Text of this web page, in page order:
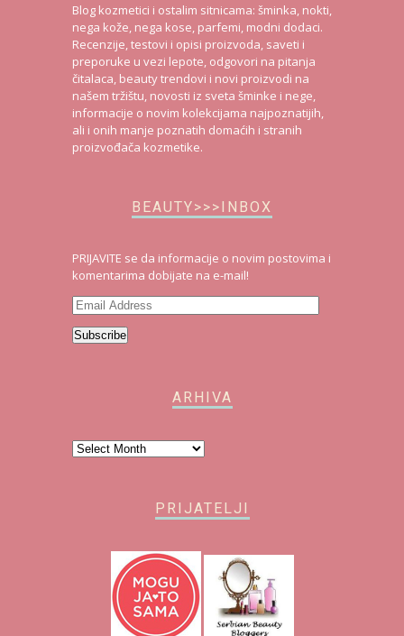
Blog kozmetici i ostalim sitnicama: šminka, nokti,
nega kože, nega kose, parfemi, modni dodaci.
Recenzije, testovi i opisi proizvoda, saveti i
preporuke u vezi lepote, odgovori na pitanja
čitalaca, beauty trendovi i novi proizvodi na
našem tržištu, novosti iz sveta šminke i nege,
informacije o novim kolekcijama najpoznatijih,
ali i onih manje poznatih domaćih i stranih
proizvođača kozmetike.
BEAUTY>>>INBOX
PRIJAVITE se da informacije o novim postovima i
komentarima dobijate na e-mail!
Email
Address
Subscribe
ARHIVA
Arhiva
PRIJATELJI